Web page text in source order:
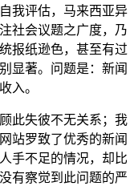
我评估，马来西亚异
社会议题之广度，乃
报纸逊色，甚至有过
显著。问题是：新闻
入。
此失彼不无关系；我
站罗致了优秀的新闻
手不足的情况，却比
有察觉到此问题的严